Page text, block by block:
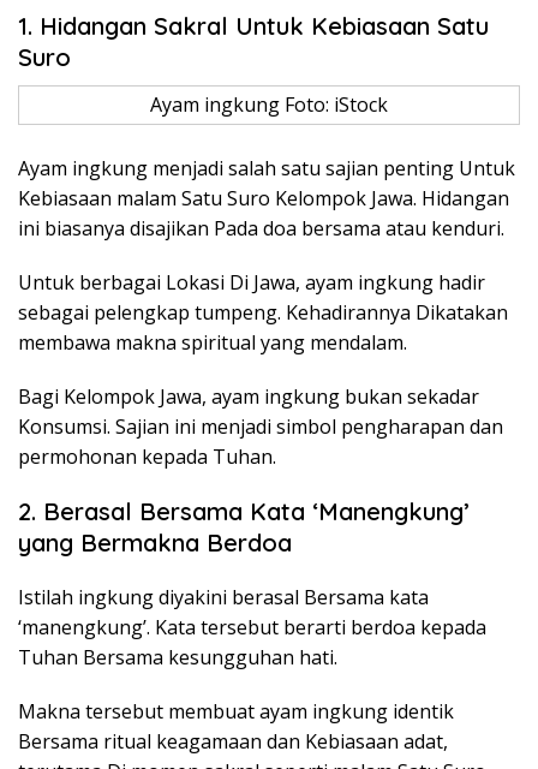
1. Hidangan Sakral Untuk Kebiasaan Satu
Suro
Ayam ingkung Foto: iStock
Ayam ingkung menjadi salah satu sajian penting Untuk
Kebiasaan malam Satu Suro Kelompok Jawa. Hidangan
ini biasanya disajikan Pada doa bersama atau kenduri.
Untuk berbagai Lokasi Di Jawa, ayam ingkung hadir
sebagai pelengkap tumpeng. Kehadirannya Dikatakan
membawa makna spiritual yang mendalam.
Bagi Kelompok Jawa, ayam ingkung bukan sekadar
Konsumsi. Sajian ini menjadi simbol pengharapan dan
permohonan kepada Tuhan.
2. Berasal Bersama Kata ‘Manengkung’
yang Bermakna Berdoa
Istilah ingkung diyakini berasal Bersama kata
‘manengkung’. Kata tersebut berarti berdoa kepada
Tuhan Bersama kesungguhan hati.
Makna tersebut membuat ayam ingkung identik
Bersama ritual keagamaan dan Kebiasaan adat,